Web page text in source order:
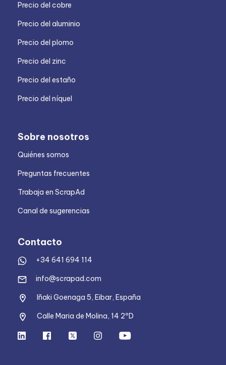
Precio del cobre
Precio del aluminio
Precio del plomo
Precio del zinc
Precio del estaño
Precio del níquel
Sobre nosotros
Quiénes somos
Preguntas frecuentes
Trabaja en ScrapAd
Canal de sugerencias
Contacto
+34 641 694 114
info@scrapad.com
Iñaki Goenaga 5, Eibar, España
Calle Maria de Molina, 14 2ºD